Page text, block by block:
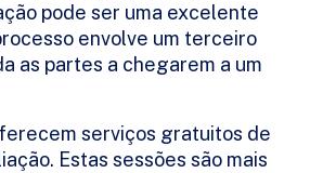
pode ser uma excelente
envolve um terceiro
as partes a chegarem a um
serviços gratuitos de
Estas sessões são mais